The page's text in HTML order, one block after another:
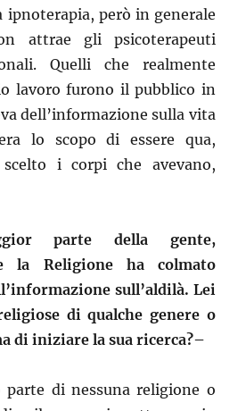
ipnoterapia, però in generale
attrae gli psicoterapeuti
Quelli che realmente
lavoro furono il pubblico in
dell’informazione sulla vita
lo scopo di essere qua,
scelto i corpi che avevano,
parte della gente,
la Religione ha colmato
sull’aldilà. Lei
di qualche genere o
di iniziare la sua ricerca?–
parte di nessuna religione o